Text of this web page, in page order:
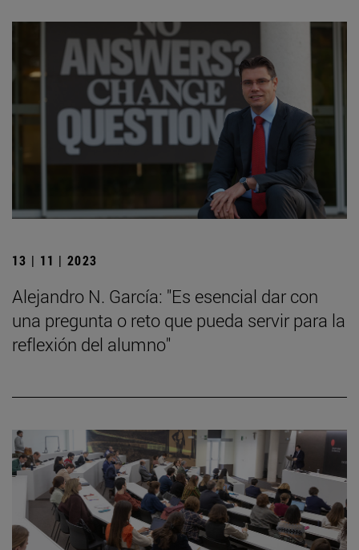
13 | 11 | 2023
Alejandro N. García: "Es esencial dar con
una pregunta o reto que pueda servir para la
reflexión del alumno"